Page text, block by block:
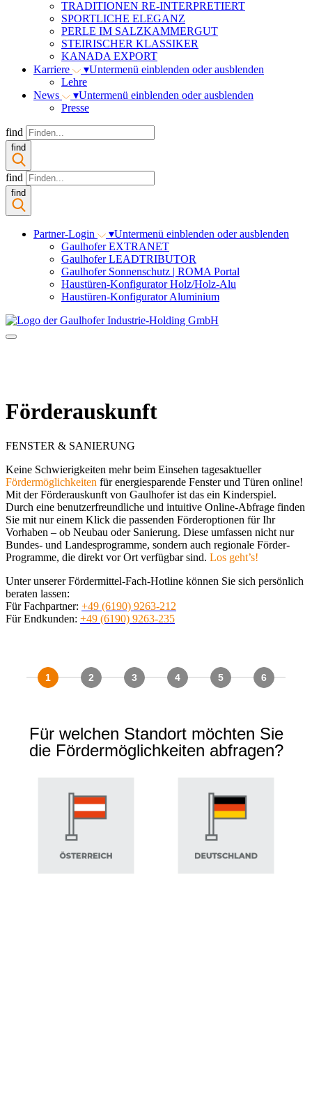
TRADITIONEN RE-INTERPRETIERT
SPORTLICHE ELEGANZ
PERLE IM SALZKAMMERGUT
STEIRISCHER KLASSIKER
KANADA EXPORT
Karriere
▾Untermenü einblenden oder ausblenden
Lehre
News
▾Untermenü einblenden oder ausblenden
Presse
find
find
find
find
Partner-Login ▾Untermenü einblenden oder ausblenden
Gaulhofer EXTRANET
Gaulhofer LEADTRIBUTOR
Gaulhofer Sonnenschutz | ROMA Portal
Haustüren-Konfigurator Holz/Holz-Alu
Haustüren-Konfigurator Aluminium
Förderauskunft
FENSTER & SANIERUNG
Keine Schwierigkeiten mehr beim Einsehen tagesaktueller
Fördermöglichkeiten für energiesparende Fenster und Türen online!
Mit der Förderauskunft von Gaulhofer ist das ein Kinderspiel.
Durch eine benutzerfreundliche und intuitive Online-Abfrage finden
Sie mit nur einem Klick die passenden Förderoptionen für Ihr
Vorhaben – ob Neubau oder Sanierung. Diese umfassen nicht nur
Bundes- und Landesprogramme, sondern auch regionale Förder-
Programme, die direkt vor Ort verfügbar sind. Los geht’s!
Unter unserer Fördermittel-Fach-Hotline können Sie sich persönlich
beraten lassen:
Für Fachpartner: +49 (6190) 9263-212
Für Endkunden: +49 (6190) 9263-235